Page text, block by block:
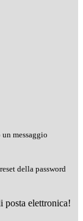
messaggio
della password
posta elettronica!